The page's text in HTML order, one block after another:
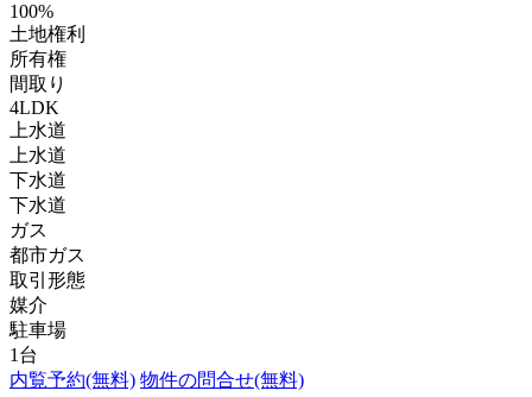
100%
土地権利
所有権
間取り
4LDK
上水道
上水道
下水道
下水道
ガス
都市ガス
取引形態
媒介
駐車場
1台
内覧予約(無料) 物件の問合せ(無料)